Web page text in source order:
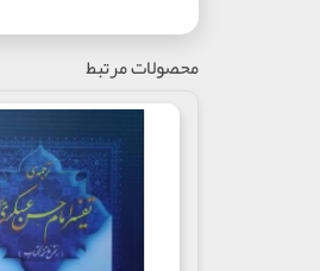
فصل چهارم :
فصل ششم : بررسی
مولف : دکتر سیده
ناشر : انتشارات
محصولات مرتبط